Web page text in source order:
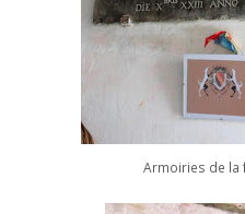
Armoiries de la